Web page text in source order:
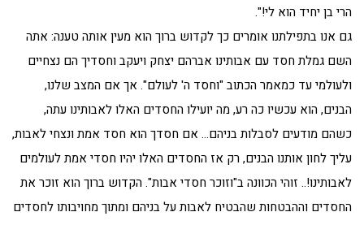
הרי בן יחיד הוא לי!".
גם אנו בתפילתנו אומרים כך לקדוש ברוך הוא מעין אותה טענה: אתה
השם גמלת חסד עם אבותינו אברהם יצחק ויעקב וחסדיך הם נצחיים
ולעולמי עד כמאמר הכתוב "וחסד ה' לעולם". אך אם המצב שלנו,
הבנים, הוא עכשיו כה רע, מה יועילו החסדים האלו לאבותינו עתה,
כשהם מודעים לסבלות בניהם… אם חסדך הוא חסד אמת ונצחי לאבות,
עליך לחון אותנו הבנים, רק אז החסדים האלו יהיו חסדי אמת לעולמים
לאבותינו!.. זוהי הכוונה ב"וזוכר חסדי אבות". הקדוש ברוך הוא זוכר את
החסדים וההבטחות שהבטיח לאבות על בניהם ומתוך מחויבותו לחסדים